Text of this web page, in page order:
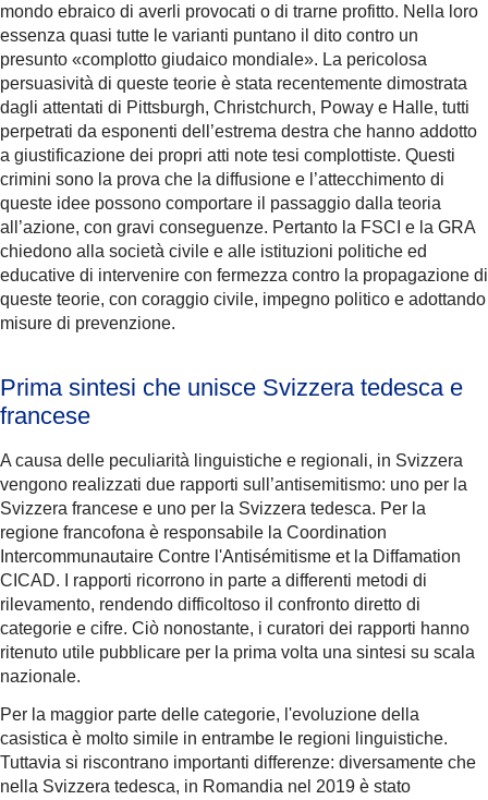
mondo ebraico di averli provocati o di trarne profitto. Nella loro
essenza quasi tutte le varianti puntano il dito contro un
presunto «complotto giudaico mondiale». La pericolosa
persuasività di queste teorie è stata recentemente dimostrata
dagli attentati di Pittsburgh, Christchurch, Poway e Halle, tutti
perpetrati da esponenti dell’estrema destra che hanno addotto
a giustificazione dei propri atti note tesi complottiste. Questi
crimini sono la prova che la diffusione e l’attecchimento di
queste idee possono comportare il passaggio dalla teoria
all’azione, con gravi conseguenze. Pertanto la FSCI e la GRA
chiedono alla società civile e alle istituzioni politiche ed
educative di intervenire con fermezza contro la propagazione di
queste teorie, con coraggio civile, impegno politico e adottando
misure di prevenzione.
Prima sintesi che unisce Svizzera tedesca e
francese
A causa delle peculiarità linguistiche e regionali, in Svizzera
vengono realizzati due rapporti sull’antisemitismo: uno per la
Svizzera francese e uno per la Svizzera tedesca. Per la
regione francofona è responsabile la Coordination
Intercommunautaire Contre l'Antisémitisme et la Diffamation
CICAD. I rapporti ricorrono in parte a differenti metodi di
rilevamento, rendendo difficoltoso il confronto diretto di
categorie e cifre. Ciò nonostante, i curatori dei rapporti hanno
ritenuto utile pubblicare per la prima volta una sintesi su scala
nazionale.
Per la maggior parte delle categorie, l'evoluzione della
casistica è molto simile in entrambe le regioni linguistiche.
Tuttavia si riscontrano importanti differenze: diversamente che
nella Svizzera tedesca, in Romandia nel 2019 è stato